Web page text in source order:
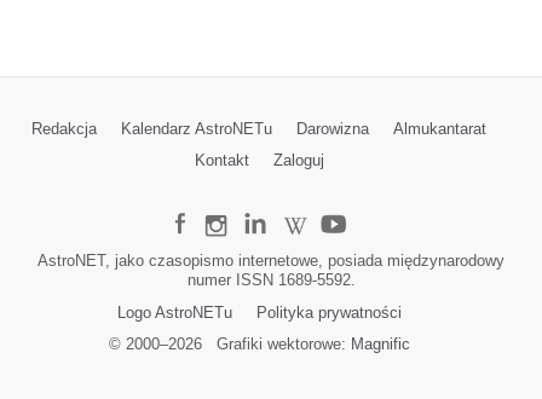
Redakcja Kalendarz AstroNETu Darowizna
Almukantarat
Kontakt
Zaloguj
AstroNET, jako czasopismo internetowe, posiada międzynarodowy
numer ISSN 1689-5592.
Logo AstroNETu
Polityka prywatności
© 2000–2026Grafiki wektorowe: Magnific